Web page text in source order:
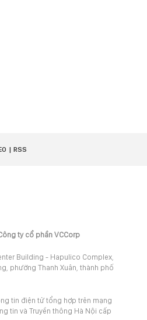
RSS
ty cổ phần VCCorp
Building - Hapulico Complex,
phường Thanh Xuân, thành phố
tin điện tử tổng hợp trên mạng
tin và Truyền thông Hà Nội cấp